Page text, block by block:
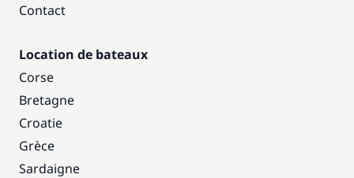
Contact
Location de bateaux
Corse
Bretagne
Croatie
Grèce
Sardaigne